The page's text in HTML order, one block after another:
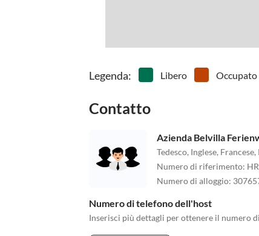
Legenda: Libero Occupato
Contatto
Azienda Belvilla
Tedesco, Inglese,
Numero di riferimento:
Numero di alloggio:
Numero di telefono dell'host
Inserisci più dettagli per ottenere il numero